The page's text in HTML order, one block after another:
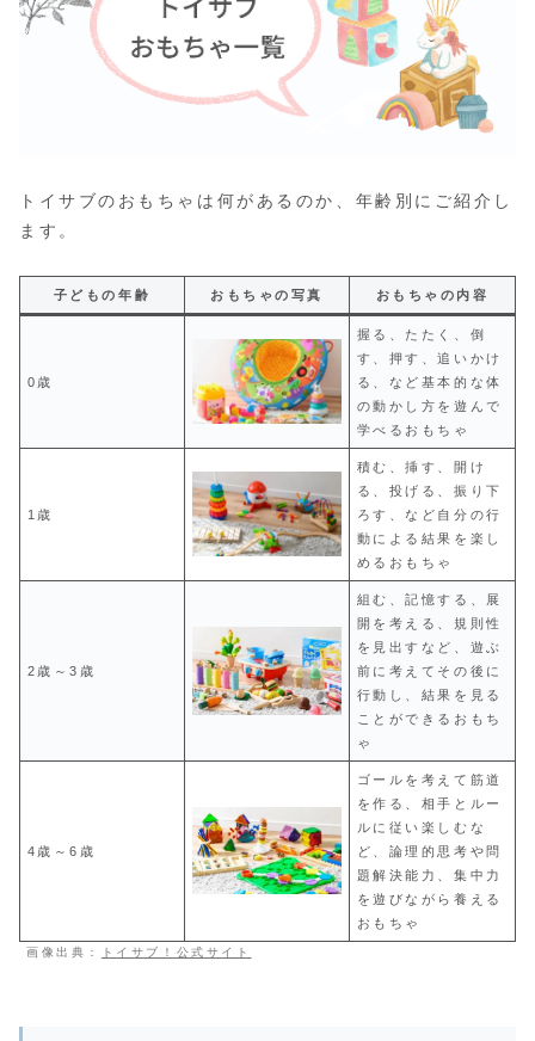
トイサブのおもちゃは何があるのか、年齢別にご紹介し
ます。
子どもの年齢 おもちゃの写真 おもちゃの内容
0歳
握る、たたく、倒
す、押す、追いかけ
る、など基本的な体
の動かし方を遊んで
学べるおもちゃ
1歳
積む、挿す、開け
る、投げる、振り下
ろす、など自分の行
動による結果を楽し
めるおもちゃ
2歳～3歳
組む、記憶する、展
開を考える、規則性
を見出すなど、遊ぶ
前に考えてその後に
行動し、結果を見る
ことができるおもち
ゃ
4歳～6歳
ゴールを考えて筋道
を作る、相手とルー
ルに従い楽しむな
ど、論理的思考や問
題解決能力、集中力
を遊びながら養える
おもちゃ
画像出典： トイサブ！公式サイト